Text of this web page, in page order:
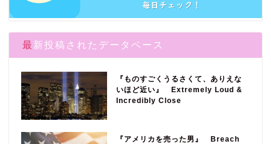
最新投稿されたデータベース
『ものすごくうるさくて、ありえな
いほど近い』 Extremely Loud &
Incredibly Close
『アメリカを売った男』 Breach